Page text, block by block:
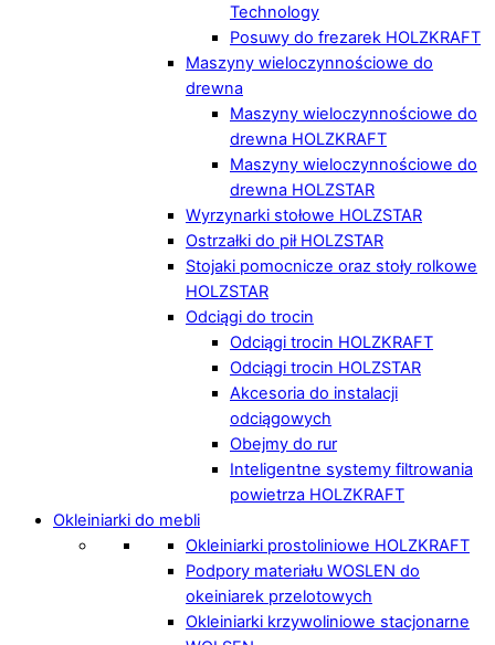
Technology
Posuwy do frezarek HOLZKRAFT
Maszyny wieloczynnościowe do
drewna
Maszyny wieloczynnościowe do
drewna HOLZKRAFT
Maszyny wieloczynnościowe do
drewna HOLZSTAR
Wyrzynarki stołowe HOLZSTAR
Ostrzałki do pił HOLZSTAR
Stojaki pomocnicze oraz stoły rolkowe
HOLZSTAR
Odciągi do trocin
Odciągi trocin HOLZKRAFT
Odciągi trocin HOLZSTAR
Akcesoria do instalacji
odciągowych
Obejmy do rur
Inteligentne systemy filtrowania
powietrza HOLZKRAFT
Okleiniarki do mebli
Okleiniarki prostoliniowe HOLZKRAFT
Podpory materiału WOSLEN do
okeiniarek przelotowych
Okleiniarki krzywoliniowe stacjonarne